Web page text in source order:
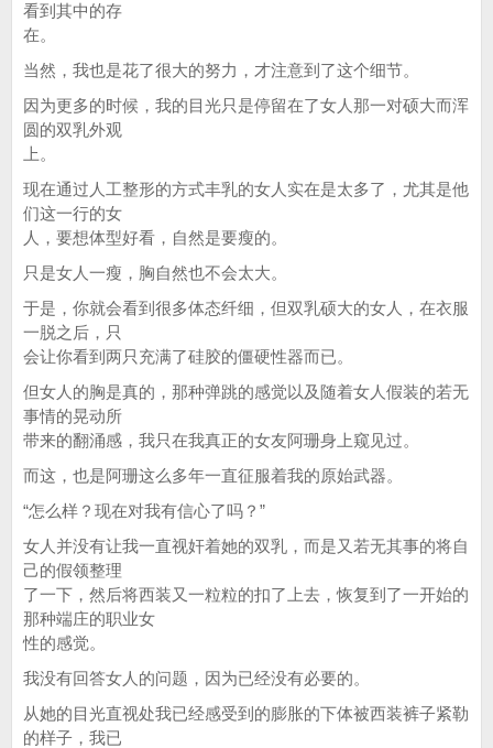
看到其中的存
在。
当然，我也是花了很大的努力，才注意到了这个细节。
因为更多的时候，我的目光只是停留在了女人那一对硕大而浑
圆的双乳外观
上。
现在通过人工整形的方式丰乳的女人实在是太多了，尤其是他
们这一行的女
人，要想体型好看，自然是要瘦的。
只是女人一瘦，胸自然也不会太大。
于是，你就会看到很多体态纤细，但双乳硕大的女人，在衣服
一脱之后，只
会让你看到两只充满了硅胶的僵硬性器而已。
但女人的胸是真的，那种弹跳的感觉以及随着女人假装的若无
事情的晃动所
带来的翻涌感，我只在我真正的女友阿珊身上窥见过。
而这，也是阿珊这么多年一直征服着我的原始武器。
“怎么样？现在对我有信心了吗？”
女人并没有让我一直视奸着她的双乳，而是又若无其事的将自
己的假领整理
了一下，然后将西装又一粒粒的扣了上去，恢复到了一开始的
那种端庄的职业女
性的感觉。
我没有回答女人的问题，因为已经没有必要的。
从她的目光直视处我已经感受到的膨胀的下体被西装裤子紧勒
的样子，我已